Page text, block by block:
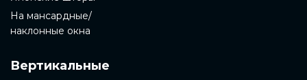
На мансардные/
наклонные окна
Вертикальные